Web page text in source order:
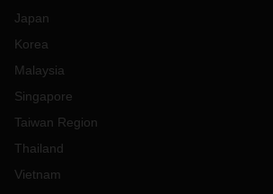
Japan
Korea
Malaysia
Singapore
Taiwan Region
Thailand
Vietnam